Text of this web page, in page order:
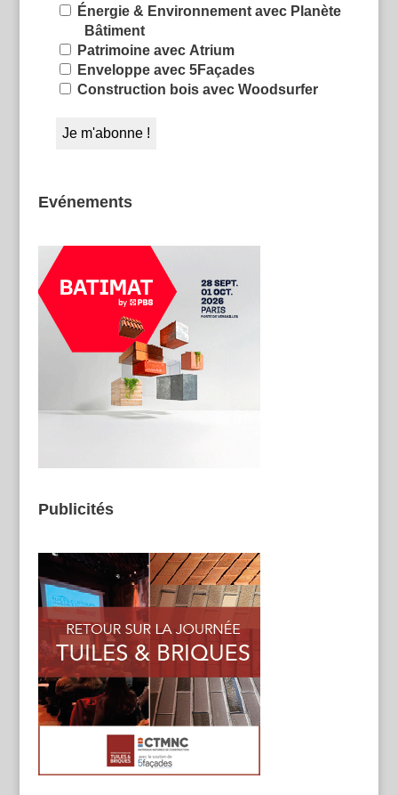
Énergie & Environnement avec Planète
Bâtiment
Patrimoine avec Atrium
Enveloppe avec 5Façades
Construction bois avec Woodsurfer
Evénements
Publicités